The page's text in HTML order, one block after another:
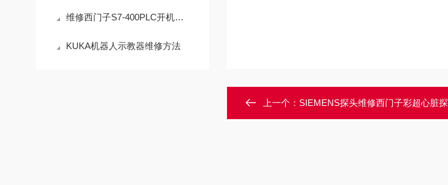
维修西门子S7-400PLC开机指示灯一直闪（包修好故障）
KUKA机器人示教器维修方法
上一个： SIEMENS探头维修西门子彩超心脏探头上机图像只显示一部分